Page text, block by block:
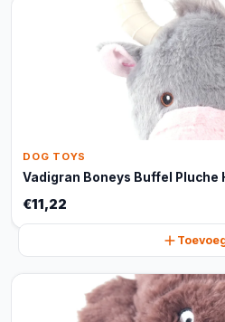
DOG TOYS
Vadigran Boneys Buffel Pluche
€11,22